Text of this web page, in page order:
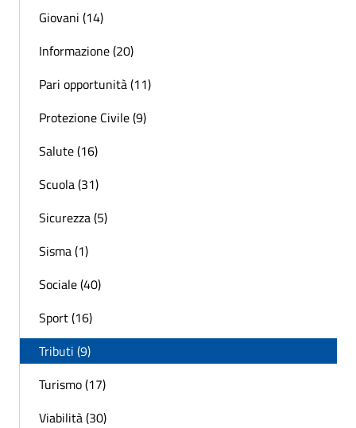
Giovani (14)
Informazione (20)
Pari opportunità (11)
Protezione Civile (9)
Salute (16)
Scuola (31)
Sicurezza (5)
Sisma (1)
Sociale (40)
Sport (16)
Tributi (9)
Turismo (17)
Viabilità (30)